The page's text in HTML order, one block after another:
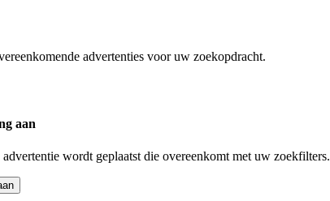
advertenties voor uw zoekopdracht.
aan
wordt geplaatst die overeenkomt met uw zoekfilters.